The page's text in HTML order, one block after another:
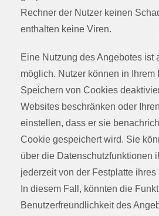
Rechner der Nutzer keinen
enthalten keine Viren.
Eine Nutzung des Angebotes ist
möglich. Nutzer können in Ihrem
Speichern von Cookies
Websites beschränken oder
einstellen, dass er sie
Cookie gespeichert wird. Sie
über die Datenschutzfunktionen
jederzeit von der Festplatte
In diesem Fall, könnten die
Benutzerfreundlichkeit des